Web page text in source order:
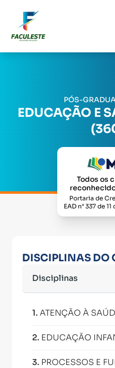
PÓS-
EDUCAÇÃO E
Todos os
Portaria de
EAD n° 337 de
DISCIPLINAS DO
Disciplinas
1.ATENÇÃO À
2. EDUCAÇÃO
3. PROCESSOS E